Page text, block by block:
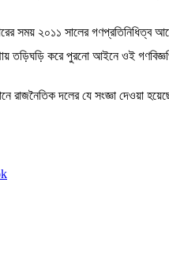
সময় ২০১১ সালের
তড়িঘড়ি করে পুরনো আইনে ওই
রাজনৈতিক দলের যে সংজ্ঞা দেওয়া